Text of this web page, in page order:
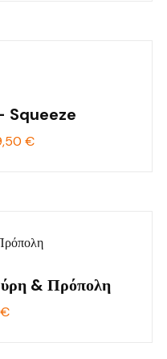
Squeeze
€Price
& Πρόπολη
€